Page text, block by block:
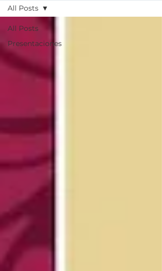
All Posts
Presentaciones
All Posts